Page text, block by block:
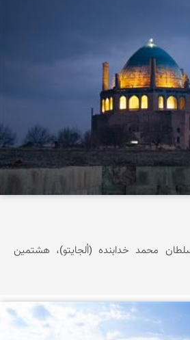
محمد خدابنده (اُلجایتو)، هشتمین